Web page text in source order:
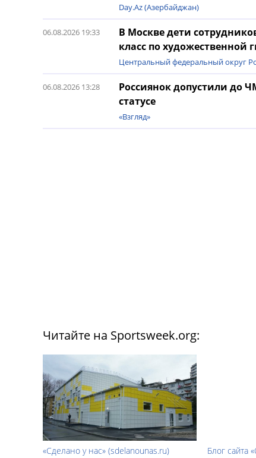
Day.Az (Азербайджан)
В Москве дети
класс по художественной
06.08.2026 19:33
Центральный федеральный округ
Россиянок допустили до
статусе
06.08.2026 13:28
«Взгляд»
Читайте на Sportsweek.org:
«Сделано у нас» (sdelanounas.ru) Блог сайта